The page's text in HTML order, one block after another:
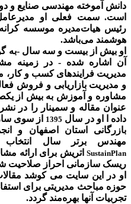
دانش آموخته مهندسی صنایع و
است. سمت فعلی او مدیرعامل
رئیس هیات‌مدیره موسسه
هوشمند می‌باشد.
او بیش از بیست و سه سال -به
آن اشاره شده - در زمینه
مدیریت فرایندهای کسب و کار،
و مدیریت بازاریابی و فروش
مشاوره و آموزش به بیش از
عنوان مقاله و سمینار را در
داده ا او در سال 1395 از سوی
بازرگانی استان اصفهان و
مهندس برتر سال
SustainPlan اتریش برای ارائه
ریسک سازمانی احراز صلاحیت
او در این سایت می کوشد
حوزه مباحث مدیریتی برای
تجربیات آنها بهره‌مند گردد.